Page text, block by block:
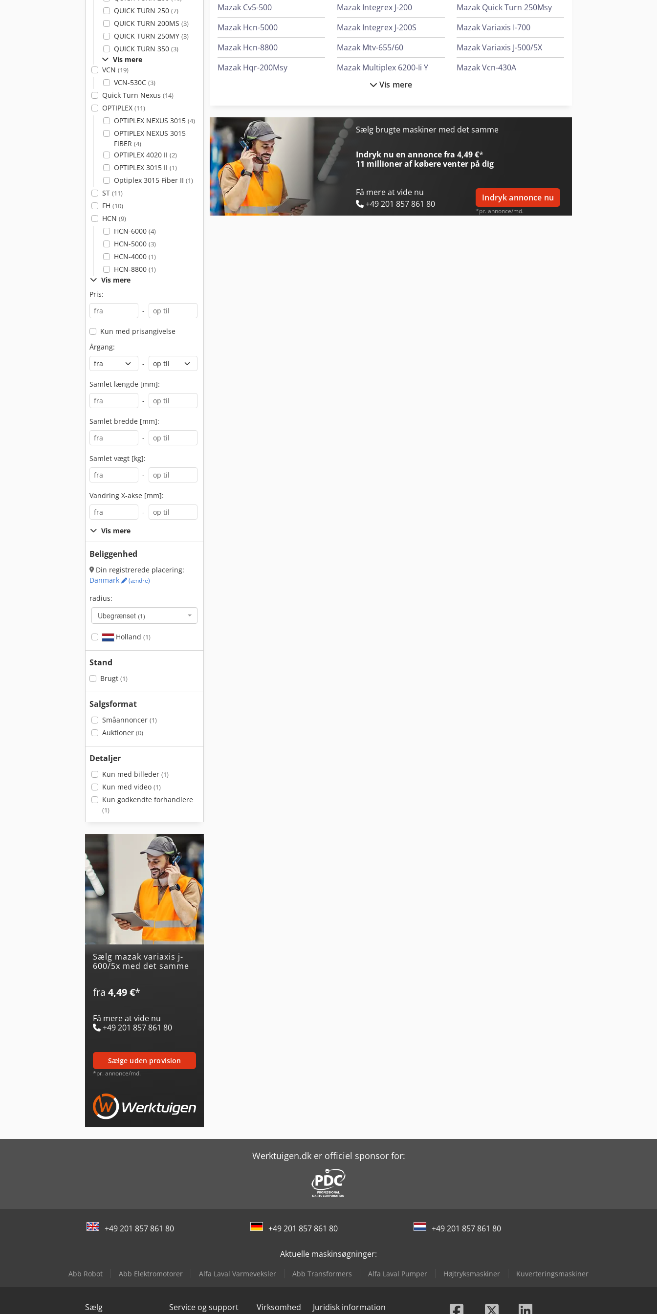
QUICK TURN 250 (7)
QUICK TURN 200MS (3)
QUICK TURN 250MY (3)
QUICK TURN 350 (3)
Vis mere
VCN (19)
VCN-530C (3)
Quick Turn Nexus (14)
OPTIPLEX (11)
OPTIPLEX NEXUS 3015 (4)
OPTIPLEX NEXUS 3015
FIBER (4)
OPTIPLEX 4020 II (2)
OPTIPLEX 3015 II (1)
Optiplex 3015 Fiber II (1)
ST (11)
FH (10)
HCN (9)
HCN-6000 (4)
HCN-5000 (3)
HCN-4000 (1)
HCN-8800 (1)
Vis mere
Pris:
-
Kun med prisangivelse
Årgang:
-
Samlet længde [mm]:
-
Samlet bredde [mm]:
-
Samlet vægt [kg]:
-
Vandring X-akse [mm]:
-
Vis mere
Beliggenhed
Din registrerede placering:
Danmark
(ændre)
radius:
Ubegrænset (1)
Holland (1)
Stand
Brugt (1)
Salgsformat
Småannoncer (1)
Auktioner (0)
Detaljer
Kun med billeder (1)
Kun med video (1)
Kun godkendte forhandlere
(1)
Sælg mazak variaxis j-
600/5x med det samme
fra 4,49 €*
Få mere at vide nu
+49 201 857 861 80
sælge uden provision
*pr. annonce/md.
Mazak Cv5-500
Mazak Hcn-5000
Mazak Hcn-8800
Mazak Hqr-200Msy
Mazak Integrex I-200S
Mazak Integrex I-200St
Mazak Integrex J-200
Mazak Integrex J-200S
Mazak Mtv-655/60
Mazak Multiplex 6200-Ii Y
Mazak Multiplex 6300-Ii
Mazak Qt-Compact 200My
Mazak Quick Turn 200
Mazak Quick Turn 250Msy
Mazak Variaxis I-700
Mazak Variaxis J-500/5X
Mazak Vcn-430A
Vis mere
Sælg brugte maskiner med det samme
Indryk nu en annonce fra 4,49 €*
11 millioner af købereventer på dig
Få mere at vide nu
+49 201 857 861 80
Indryk annonce nu
*pr. annonce/md.
Werktuigen.dk er officiel sponsor for:
+49 201 857 861 80 +49 201 857 861 80 +49 201 857 861 80
Aktuelle maskinsøgninger:
Abb Robot Abb Elektromotorer Alfa Laval Varmeveksler Abb Transformers Alfa Laval Pumper Højtryksmaskiner Kuverteringsmaskiner
Sælg Service og support Virksomhed Juridisk information